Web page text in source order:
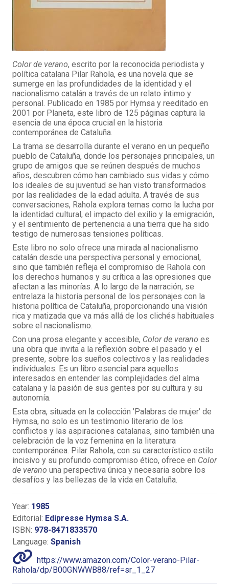
Color de verano, escrito por la reconocida periodista y
política catalana Pilar Rahola, es una novela que se
sumerge en las profundidades de la identidad y el
nacionalismo catalán a través de un relato íntimo y
personal. Publicado en 1985 por Hymsa y reeditado en
2001 por Planeta, este libro de 125 páginas captura la
esencia de una época crucial en la historia
contemporánea de Cataluña.
La trama se desarrolla durante el verano en un pequeño
pueblo de Cataluña, donde los personajes principales, un
grupo de amigos que se reúnen después de muchos
años, descubren cómo han cambiado sus vidas y cómo
los ideales de su juventud se han visto transformados
por las realidades de la edad adulta. A través de sus
conversaciones, Rahola explora temas como la lucha por
la identidad cultural, el impacto del exilio y la emigración,
y el sentimiento de pertenencia a una tierra que ha sido
testigo de numerosas tensiones políticas.
Este libro no solo ofrece una mirada al nacionalismo
catalán desde una perspectiva personal y emocional,
sino que también refleja el compromiso de Rahola con
los derechos humanos y su crítica a las opresiones que
afectan a las minorías. A lo largo de la narración, se
entrelaza la historia personal de los personajes con la
historia política de Cataluña, proporcionando una visión
rica y matizada que va más allá de los clichés habituales
sobre el nacionalismo.
Con una prosa elegante y accesible, Color de verano es
una obra que invita a la reflexión sobre el pasado y el
presente, sobre los sueños colectivos y las realidades
individuales. Es un libro esencial para aquellos
interesados en entender las complejidades del alma
catalana y la pasión de sus gentes por su cultura y su
autonomía.
Esta obra, situada en la colección 'Palabras de mujer' de
Hymsa, no solo es un testimonio literario de los
conflictos y las aspiraciones catalanas, sino también una
celebración de la voz femenina en la literatura
contemporánea. Pilar Rahola, con su característico estilo
incisivo y su profundo compromiso ético, ofrece en Color
de verano una perspectiva única y necesaria sobre los
desafíos y las bellezas de la vida en Cataluña.
Year: 1985
Editorial: Edipresse Hymsa S.A.
ISBN: 978-8471833570
Language: Spanish
https://www.amazon.com/Color-verano-Pilar-
Rahola/dp/B00GNWWB88/ref=sr_1_27